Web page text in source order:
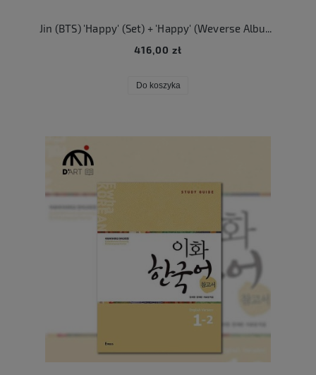
Jin (BTS) 'Happy' (Set) + 'Happy' (Weverse Albums ver.) Set
416,00 zł
Do koszyka